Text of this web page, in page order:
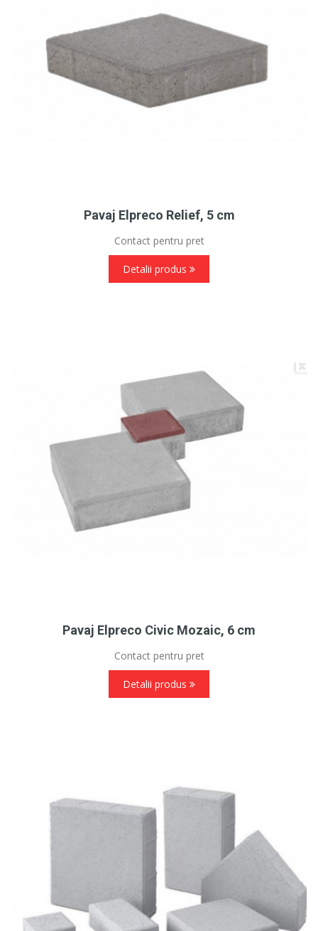
Pavaj Elpreco Relief, 5 cm
Contact pentru pret
Detalii produs
Pavaj Elpreco Civic Mozaic, 6 cm
Contact pentru pret
Detalii produs